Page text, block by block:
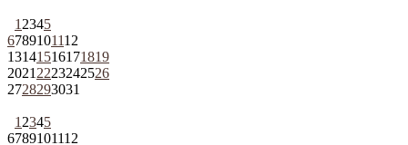
1 2345
6789101112
13141516171819
2021 2223242526
2728293031
1 2345
6789101112